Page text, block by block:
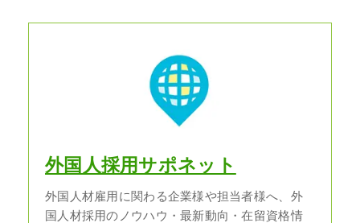
外国人採用サポネット
外国人材雇用に関わる企業様や担当者様へ、外
国人材採用のノウハウ・最新動向・在留資格情